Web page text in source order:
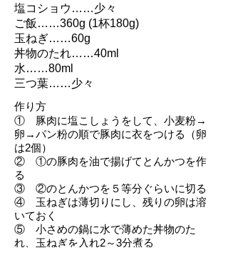
塩コショウ……少々
ご飯……360g (1杯180g)
玉ねぎ……60g
丼物のたれ……40ml
水……80ml
三つ葉……少々
作り方
① 豚肉に塩こしょうをして、小麦粉→
卵→パン粉の順で豚肉に衣をつける（卵
は2個）
② ①の豚肉を油で揚げてとんかつを作
る
③ ②のとんかつを５等分ぐらいに切る
④ 玉ねぎは薄切りにし、残りの卵は溶
いておく
⑤ 小さめの鍋に水で薄めた丼物のた
れ、玉ねぎを入れ2～3分煮る